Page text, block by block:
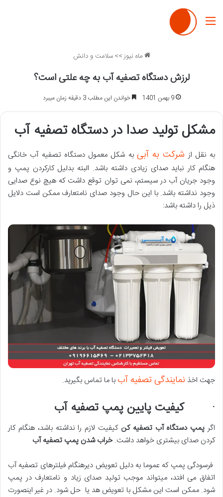
منو
ماه نیوز>> سلامت و دانش
لرزش دستگاه تصفیه آب به چه علتی است؟
9 بهمن 1401 خواندن این مطلب 3 دقیقه زمان میبرد
مشکل تولید صدا در دستگاه تصفیه آب
به نقل از شرکت به آبی به شکل معمول دستگاه تصفیه آب خانگی
هنگام کار نباید صدای زیادی داشته باشد. البته بدلیل کارکردن پمپ و
وجود جریان آب در سیستم، نمی توان توقع داشت که هیچ نوع صدایی
وجود نداشته باشد. با این حال وجود صدای نامتعارف ممکن است دلایل
ذیل را داشته باشد:
جهت اخذ نمایندگی تصفیه آب با ما تماس بگیرید.
· کیفیت پایین پمپ تصفیه آب
اگر پمپ دستگاه آب تصفیه کن کیفیت لازم را نداشته باشد، هنگام کار
کردن صدای بیشتری خواهد داشت.خراب شدن پمپ تصفیه آب
فرسودگی پمپ که عموما به دلیل تعویض دیرهنگام فیلترهای تصفیه آب
اتفاق می افتد، میتواند موجب تولید صدای زیاد و نامتعارف در پمپ
شود. ممکن است این مشکل با تعویض هد یا حل شود. در غیر اینصورت